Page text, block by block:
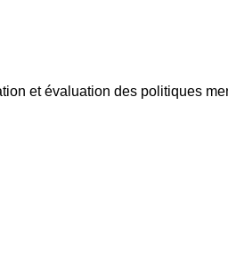
et évaluation des politiques